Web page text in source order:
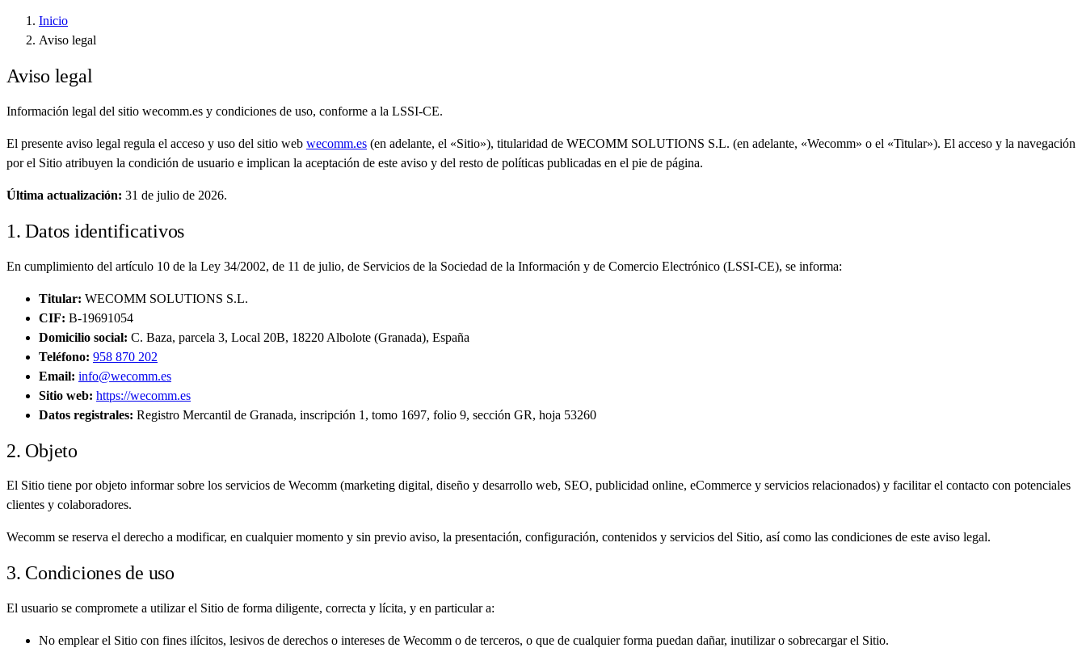
Inicio
Aviso legal
Aviso legal
Información legal del sitio wecomm.es y condiciones de uso, conforme a la LSSI-CE.
El presente aviso legal regula el acceso y uso del sitio web wecomm.es (en adelante, el «Sitio»), titularidad de WECOMM SOLUTIONS S.L. (en adelante, «Wecomm» o el «Titular»). El acceso y la navegación
por el Sitio atribuyen la condición de usuario e implican la aceptación de este aviso y del resto de políticas publicadas en el pie de página.
Última actualización: 31 de julio de 2026.
1. Datos identificativos
En cumplimiento del artículo 10 de la Ley 34/2002, de 11 de julio, de Servicios de la Sociedad de la Información y de Comercio Electrónico (LSSI-CE), se informa:
Titular: WECOMM SOLUTIONS S.L.
CIF: B-19691054
Domicilio social: C. Baza, parcela 3, Local 20B, 18220 Albolote (Granada), España
Teléfono: 958 870 202
Email: info@wecomm.es
Sitio web: https://wecomm.es
Datos registrales: Registro Mercantil de Granada, inscripción 1, tomo 1697, folio 9, sección GR, hoja 53260
2. Objeto
El Sitio tiene por objeto informar sobre los servicios de Wecomm (marketing digital, diseño y desarrollo web, SEO, publicidad online, eCommerce y servicios relacionados) y facilitar el contacto con potenciales
clientes y colaboradores.
Wecomm se reserva el derecho a modificar, en cualquier momento y sin previo aviso, la presentación, configuración, contenidos y servicios del Sitio, así como las condiciones de este aviso legal.
3. Condiciones de uso
El usuario se compromete a utilizar el Sitio de forma diligente, correcta y lícita, y en particular a:
No emplear el Sitio con fines ilícitos, lesivos de derechos o intereses de Wecomm o de terceros, o que de cualquier forma puedan dañar, inutilizar o sobrecargar el Sitio.